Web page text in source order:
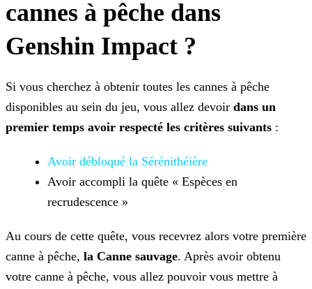
cannes à pêche dans
Genshin Impact ?
Si vous cherchez à obtenir toutes les cannes à pêche
disponibles au sein du jeu, vous allez devoir dans un
premier temps avoir respecté les critères suivants :
Avoir débloqué la Sérénithéière
Avoir accompli la quête « Espèces en
recrudescence »
Au cours de cette quête, vous recevrez alors votre première
canne à pêche, la Canne sauvage. Après avoir obtenu
votre canne à pêche, vous allez pouvoir vous mettre à